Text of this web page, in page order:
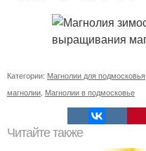
Категории: Магнолии для подмосковья
магнолии Магнолии в подмосковье
Читайте также